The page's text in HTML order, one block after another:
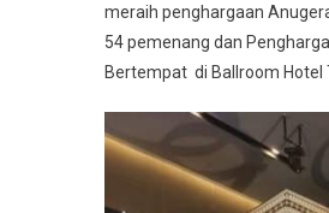
meraih penghargaan
54 pemenang dan
Bertempat di Ballroom